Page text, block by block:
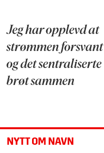
Jeg har opplevd at
strømmen forsvant
og det sentraliserte
brøt sammen
NYTT OM NAVN